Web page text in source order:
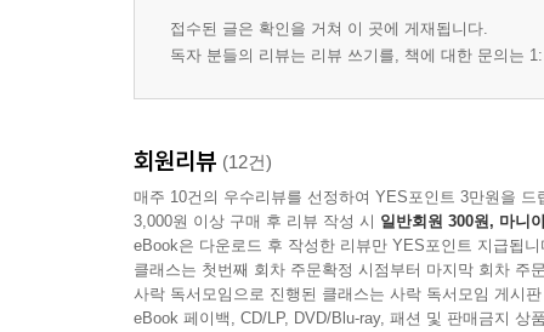
매스미디어
사라진 얼굴
여름의 끝
새끼 고양이
잠든 호리병
바지를 벗다가
마음 이사
접수된 글은 확인을 거쳐 이 곳에 게재됩니다.
독자 분들의 리뷰는 리뷰 쓰기를, 책에 대한 문의는
회원리뷰 (12건)
매주 10건의 우수리뷰를 선정하여 YES포인트 3만원을 드
3,000원 이상 구매 후 리뷰 작성 시 일반회원 300원, 마니
eBook은 다운로드 후 작성한 리뷰만 YES포인트 지급됩니
클래스는 첫번째 회차 주문확정 시점부터 마지막 회차 주
사락 독서모임으로 진행된 클래스는 사락 독서모임 게시
eBook 페이백, CD/LP, DVD/Blu-ray, 패션 및 판매금지 상